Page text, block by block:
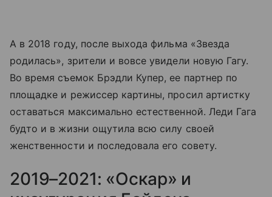
А в 2018 году, после выхода фильма «Звезда
родилась», зрители и вовсе увидели новую Гагу.
Во время съемок Брэдли Купер, ее партнер по
площадке и режиссер картины, просил артистку
оставаться максимально естественной. Леди Гага
будто и в жизни ощутила всю силу своей
женственности и последовала его совету.
2019–2021: «Оскар» и